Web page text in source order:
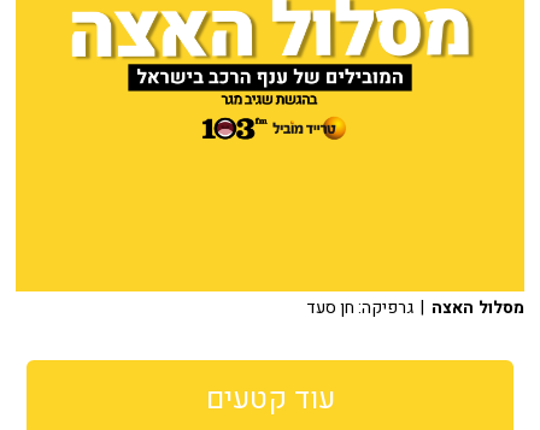
מסלול האצה | גרפיקה: חן סעד
עוד קטעים